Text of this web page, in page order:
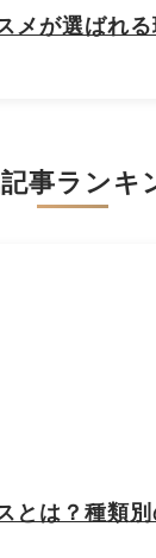
メが選ばれる
記事ランキ
とは？種類